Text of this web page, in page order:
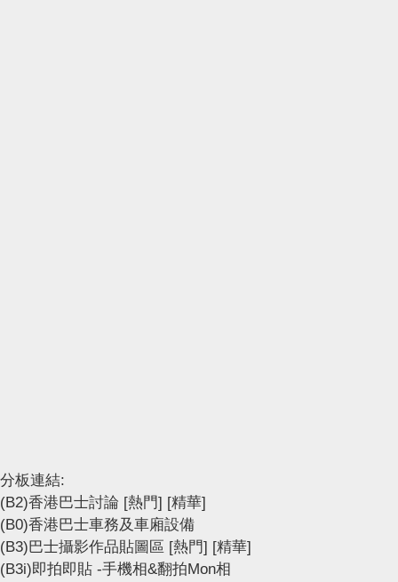
分板連結:
(B2)香港巴士討論 [熱門] [精華]
(B0)香港巴士車務及車廂設備
(B3)巴士攝影作品貼圖區 [熱門] [精華]
(B3i)即拍即貼 -手機相&翻拍Mon相